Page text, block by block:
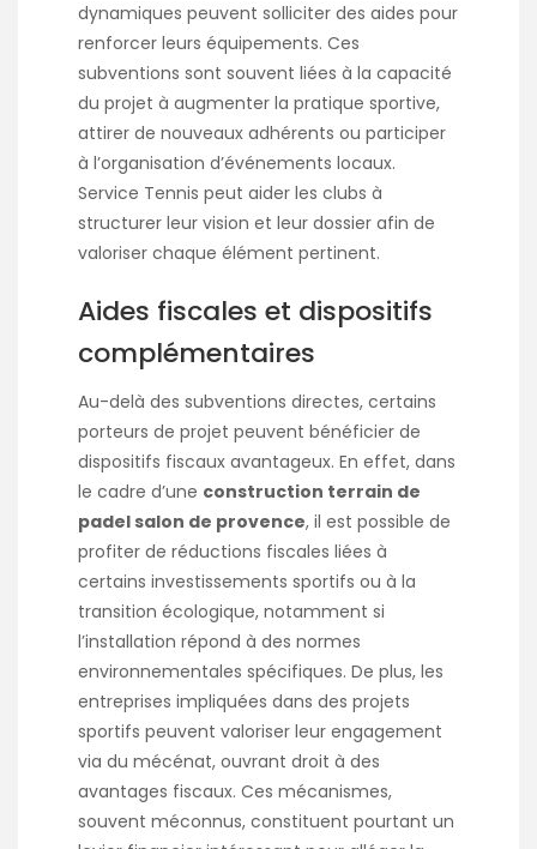
dynamiques peuvent solliciter des aides pour
renforcer leurs équipements. Ces
subventions sont souvent liées à la capacité
du projet à augmenter la pratique sportive,
attirer de nouveaux adhérents ou participer
à l’organisation d’événements locaux.
Service Tennis peut aider les clubs à
structurer leur vision et leur dossier afin de
valoriser chaque élément pertinent.
Aides fiscales et dispositifs
complémentaires
Au-delà des subventions directes, certains
porteurs de projet peuvent bénéficier de
dispositifs fiscaux avantageux. En effet, dans
le cadre d’une construction terrain de
padel salon de provence, il est possible de
profiter de réductions fiscales liées à
certains investissements sportifs ou à la
transition écologique, notamment si
l’installation répond à des normes
environnementales spécifiques. De plus, les
entreprises impliquées dans des projets
sportifs peuvent valoriser leur engagement
via du mécénat, ouvrant droit à des
avantages fiscaux. Ces mécanismes,
souvent méconnus, constituent pourtant un